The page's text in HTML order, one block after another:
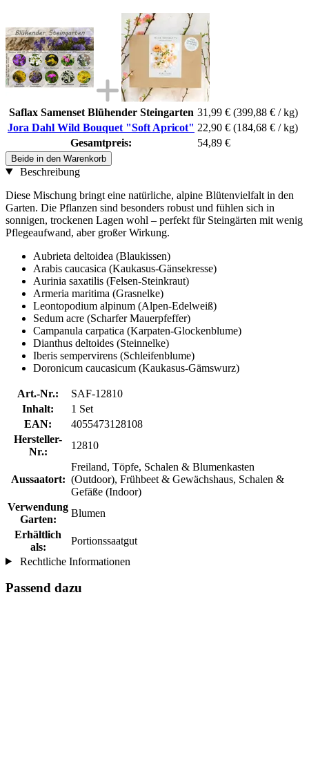
Saflax Samenset Blühender Steingarten 31,99 € (399,88 € / kg)
Jora Dahl Wild Bouquet "Soft Apricot" 22,90 € (184,68 € / kg)
Gesamtpreis:
54,89 €
Beide in den Warenkorb
Beschreibung
Diese Mischung bringt eine natürliche, alpine Blütenvielfalt in den
Garten. Die Pflanzen sind besonders robust und fühlen sich in
sonnigen, trockenen Lagen wohl – perfekt für Steingärten mit wenig
Pflegeaufwand, aber großer Wirkung.
Aubrieta deltoidea (Blaukissen)
Arabis caucasica (Kaukasus-Gänsekresse)
Aurinia saxatilis (Felsen-Steinkraut)
Armeria maritima (Grasnelke)
Leontopodium alpinum (Alpen-Edelweiß)
Sedum acre (Scharfer Mauerpfeffer)
Campanula carpatica (Karpaten-Glockenblume)
Dianthus deltoides (Steinnelke)
Iberis sempervirens (Schleifenblume)
Doronicum caucasicum (Kaukasus-Gämswurz)
Art.-Nr.:
SAF-12810
Inhalt:
1 Set
EAN:
4055473128108
Hersteller-
Nr.:
12810
Aussaatort:
Freiland, Töpfe, Schalen & Blumenkasten
(Outdoor), Frühbeet & Gewächshaus, Schalen &
Gefäße (Indoor)
Verwendung
Garten:
Blumen
Erhältlich
als:
Portionssaatgut
Rechtliche Informationen
Passend dazu